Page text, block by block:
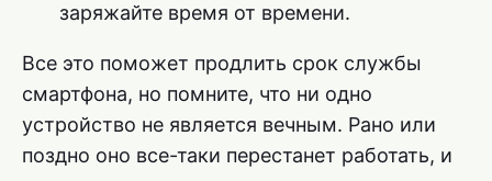
заряжайте время от времени.
Все это поможет продлить срок службы
смартфона, но помните, что ни одно
устройство не является вечным. Рано или
поздно оно все-таки перестанет работать, и